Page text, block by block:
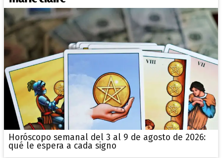
Horóscopo semanal del 3 al 9 de agosto de 2026:
qué le espera a cada signo